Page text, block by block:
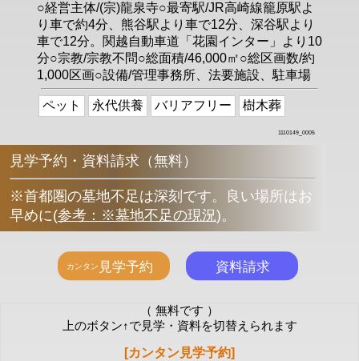
○経営主体/(宗)龍泉寺○最寄駅/JR高崎線籠原駅よ
り車で約4分、熊谷駅より車で12分、深谷駅より
車で12分。関越自動車道「花園インター」より10
分○宗教/宗教不問○総面積/46,000㎡○総区画数/約
1,000区画○設備/管理事務所、法要施設、駐車場
ペット 永代供養 バリアフリー 樹木葬
1110149_0005
見学予約・資料請求（無料）
※首都圏の墓地不足は深刻です。良い場所はお
早めに(参考：※墓地不足の現況)。
（ 無料です ）
上のボタン↑で見学・資料を切替えられます
[カンタン見学予約]